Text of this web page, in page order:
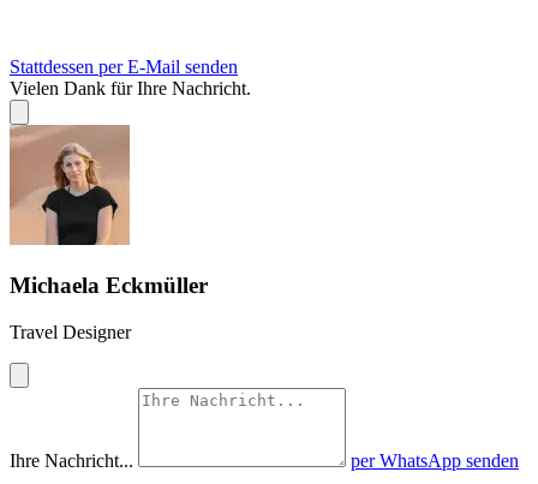
Stattdessen per E-Mail senden
Vielen Dank für Ihre Nachricht.
Michaela Eckmüller
Travel Designer
Ihre Nachricht... per WhatsApp senden